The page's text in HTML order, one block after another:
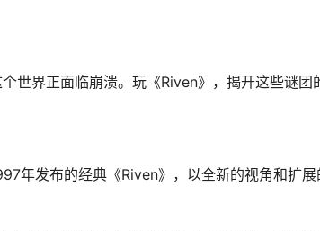
世界正面临崩溃。玩《Riven》，揭开这些谜团
年发布的经典《Riven》，以全新的视角和扩